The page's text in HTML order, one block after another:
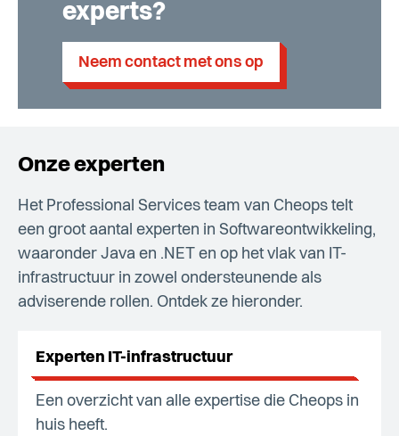
experts?
Neem contact met ons op
Onze experten
Het Professional Services team van Cheops telt
een groot aantal experten in Softwareontwikkeling,
waaronder Java en .NET en op het vlak van IT-
infrastructuur in zowel ondersteunende als
adviserende rollen. Ontdek ze hieronder.
Experten IT-infrastructuur
Een overzicht van alle expertise die Cheops in
huis heeft.